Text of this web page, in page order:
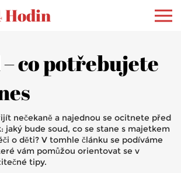
Hodin
co potřebujete
nečekaně a najednou se ocitnete před
jaký bude soud, co se stane s majetkem
o děti? V tomhle článku se podíváme
vám pomůžou orientovat se v
tipy.